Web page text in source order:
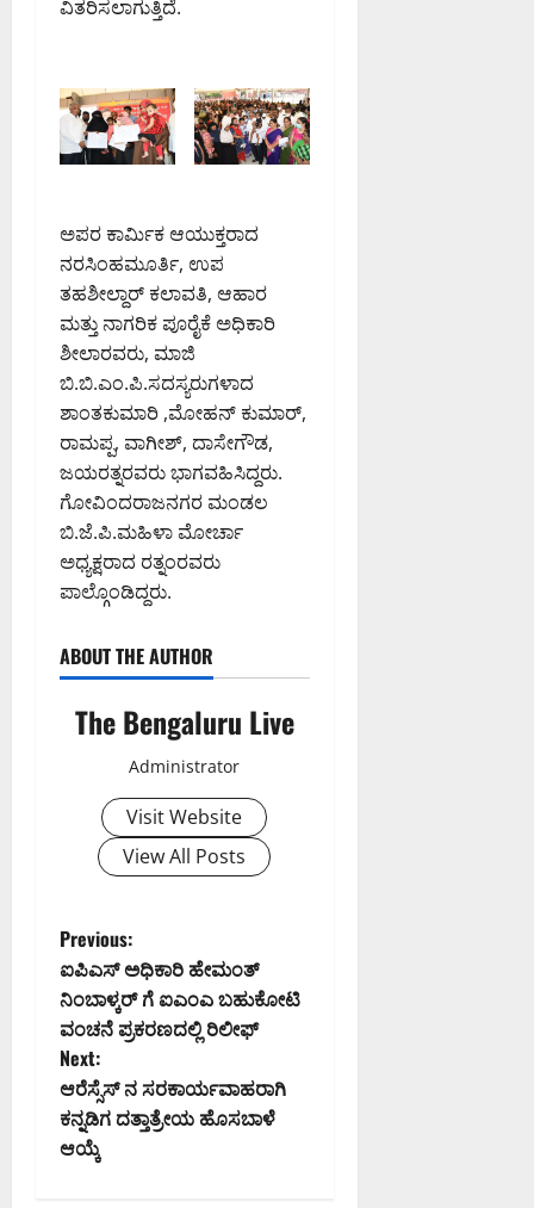
ವಿತರಿಸಲಾಗುತ್ತಿದೆ.
ಅಪರ ಕಾರ್ಮಿಕ ಆಯುಕ್ತರಾದ
ನರಸಿಂಹಮೂರ್ತಿ, ಉಪ
ತಹಶೀಲ್ದಾರ್ ಕಲಾವತಿ, ಆಹಾರ
ಮತ್ತು ನಾಗರಿಕ ಪೂರೈಕೆ ಅಧಿಕಾರಿ
ಶೀಲಾರವರು, ಮಾಜಿ
ಬಿ.ಬಿ.ಎಂ.ಪಿ.ಸದಸ್ಯರುಗಳಾದ
ಶಾಂತಕುಮಾರಿ ,ಮೋಹನ್ ಕುಮಾರ್,
ರಾಮಪ್ಪ, ವಾಗೀಶ್, ದಾಸೇಗೌಡ,
ಜಯರತ್ನರವರು ಭಾಗವಹಿಸಿದ್ದರು.
ಗೋವಿಂದರಾಜನಗರ ಮಂಡಲ
ಬಿ.ಜೆ.ಪಿ.ಮಹಿಳಾ ಮೋರ್ಚಾ
ಅಧ್ಯಕ್ಷರಾದ ರತ್ನಂರವರು
ಪಾಲ್ಗೊಂಡಿದ್ದರು.
ABOUT THE AUTHOR
The Bengaluru Live
Administrator
Visit Website
View All Posts
P
o
s
t
n
Previous:
ಐಪಿಎಸ್‌ ಅಧಿಕಾರಿ ಹೇಮಂತ್
ನಿಂಬಾಳ್ಕರ್ ಗೆ ಐಎಂಎ ಬಹುಕೋಟಿ
ವಂಚನೆ ಪ್ರಕರಣದಲ್ಲಿ ರಿಲೀಫ್
Next:
ಆರೆಸ್ಸೆಸ್ ನ ಸರಕಾರ್ಯವಾಹರಾಗಿ
ಕನ್ನಡಿಗ ದತ್ತಾತ್ರೇಯ ಹೊಸಬಾಳೆ
ಆಯ್ಕೆ